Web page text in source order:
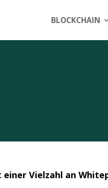
BLOCKCHAIN
Vielzahl an